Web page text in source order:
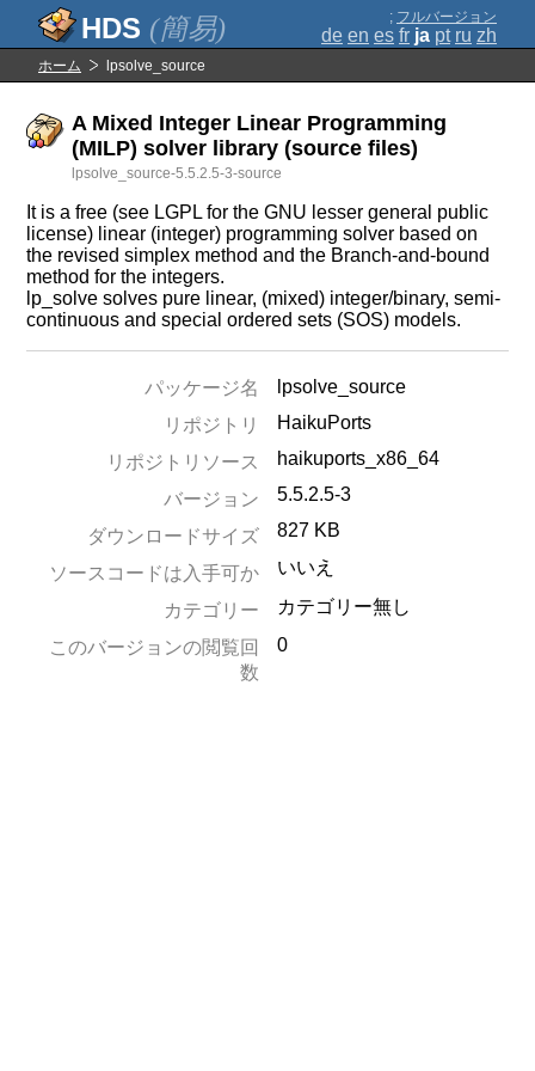
(簡易) ; フルバージョン
de en es fr ja pt ru zh
ホーム lpsolve_source
A Mixed Integer Linear Programming
(MILP) solver library (source files)
lpsolve_source-5.5.2.5-3-source
It is a free (see LGPL for the GNU lesser general public
license) linear (integer) programming solver based on
the revised simplex method and the Branch-and-bound
method for the integers.
lp_solve solves pure linear, (mixed) integer/binary, semi-
continuous and special ordered sets (SOS) models.
パッケージ名
lpsolve_source
リポジトリ
HaikuPorts
リポジトリソース
haikuports_x86_64
バージョン
5.5.2.5-3
ダウンロードサイズ 827 KB
ソースコードは入手可か いいえ
カテゴリー
カテゴリー無し
このバージョンの閲覧回
数
0